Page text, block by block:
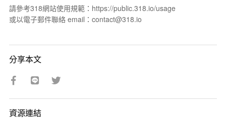
請參考318網站使用規範：https://public.318.io/usage
或以電子郵件聯絡 email：contact@318.io
分享本文
資源連結